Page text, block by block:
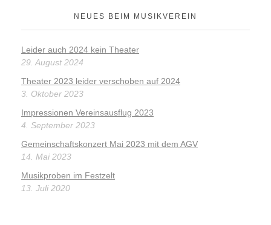
NEUES BEIM MUSIKVEREIN
Leider auch 2024 kein Theater
29. August 2024
Theater 2023 leider verschoben auf 2024
3. Oktober 2023
Impressionen Vereinsausflug 2023
4. September 2023
Gemeinschaftskonzert Mai 2023 mit dem AGV
14. Mai 2023
Musikproben im Festzelt
13. Juli 2020